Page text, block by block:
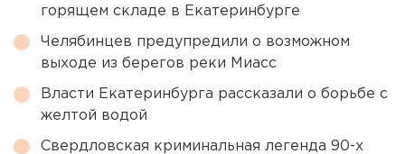
горящем складе в Екатеринбурге
Челябинцев предупредили о возможном
выходе из берегов реки Миасс
Власти Екатеринбурга рассказали о борьбе с
желтой водой
Свердловская криминальная легенда 90-х